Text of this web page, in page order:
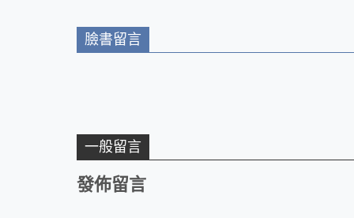
臉書留言
一般留言
發佈留言